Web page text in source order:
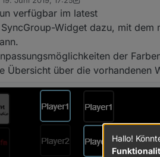
von OliverIO
verfügbar im latest
Widget dazu, mit
der
Übersicht über die vorhandenen
Hallo!